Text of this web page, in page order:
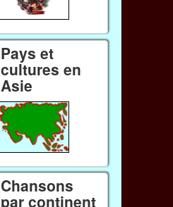
Pays et
cultures en
Asie
Chansons
par continent